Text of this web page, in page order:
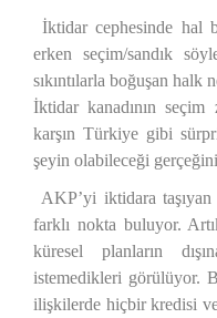
İktidar cephesinde hal
erken seçim/sandık
sıkıntılarla boğuşan halk
İktidar kanadının seçim
karşın Türkiye gibi
şeyin olabileceği
AKP’yi iktidara
farklı nokta buluyor.
küresel planların
istemedikleri görülüyor.
ilişkilerde hiçbir kredisi